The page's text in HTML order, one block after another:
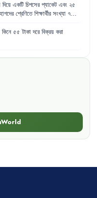
দিয়ে একটি চিপসের প্যাকেট এবং ২৫
শ্রেণিতে শিক্ষার্থীর সংখ্যা ৭০
কিনে ৫৫ টাকা দরে বিক্রয় করা